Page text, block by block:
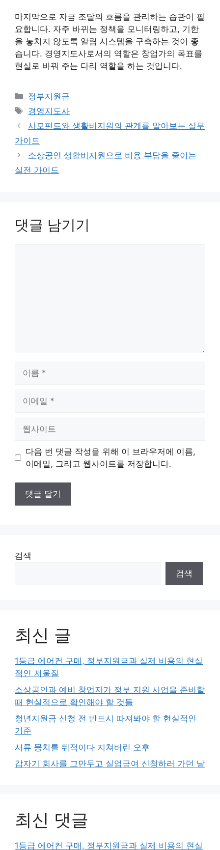
마지막으로 자금 조달의 흐름을 관리하는 습관이 필
요합니다. 자주 바뀌는 정책을 모니터링하고, 기한
을 놓치지 않도록 알림 시스템을 구축하는 것이 좋
습니다. 경영지도사로서의 역할은 창업가의 목표를
현실로 바꿔 주는 다리 역할을 하는 것입니다.
카
테
고
리
정부지원금
태
그
경영지도사
사모펀드와 생활비지원의 관계를 알아보는 실무
가이드
소상공인 생활비지원으로 비용 부담을 줄이는
실전 가이드
댓글 남기기
트
다음 번 댓글 작성을 위해 이 브라우저에 이름,
이메일, 그리고 웹사이트를 저장합니다.
검색
검색
최신 글
1등급 에어컨 구매, 정부지원금과 실제 비용의 현실
적인 저울질
소상공인과 예비 창업자가 정부 지원 사업을 준비할
때 현실적으로 확인해야 할 것들
청년지원금 신청 전 반드시 따져봐야 할 현실적인
기준
서류 뭉치를 뒤적이다 지쳐버린 오후
갑자기 회사를 그만두고 실업급여 신청하러 가던 날
최신 댓글
1등급 에어컨 구매, 정부지원금과 실제 비용의 현실